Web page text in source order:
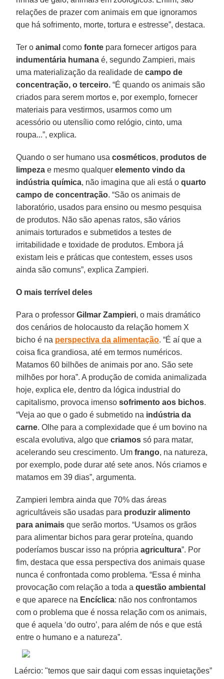
relações de prazer com animais em que ignoramos
que há sofrimento, morte, tortura e estresse”, destaca.
Ter oanimal comofonte para fornecer artigos para
indumentária humana é, segundo Zampieri, mais
uma materialização da realidade decampo de
concentração, o terceiro. “É quando os animais são
criados para serem mortos e, por exemplo, fornecer
materiais para vestirmos, usarmos como um
acessório ou utensílio como relógio, cinto, uma
roupa...”, explica.
Quando o ser humano usacosméticos, produtos de
limpeza e mesmo qualquerelemento vindo da
indústria química, não imagina que ali está oquarto
campo de concentração. “São os animais de
laboratório, usados para ensino ou mesmo pesquisa
de produtos. Não são apenas ratos, são vários
animais torturados e submetidos a testes de
irritabilidade e toxidade de produtos. Embora já
existam leis e práticas que contestem, esses usos
ainda são comuns”, explica Zampieri.
O mais terrível deles
Para o professorGilmar Zampieri, o mais dramático
dos cenários de holocausto da relação homem X
bicho é na perspectiva da alimentação. “É aí que a
coisa fica grandiosa, até em termos numéricos.
Matamos 60 bilhões de animais por ano. São sete
milhões por hora”. A produção de comida animalizada
hoje, explica ele, dentro da lógica industrial do
capitalismo, provoca imensosofrimento aos bichos.
“Veja ao que o gado é submetido na indústria da
carne. Olhe para a complexidade que é um bovino na
escala evolutiva, algo quecriamos só para matar,
acelerando seu crescimento. Umfrango, na natureza,
por exemplo, pode durar até sete anos. Nós criamos e
matamos em 39 dias”, argumenta.
Zampieri lembra ainda que 70% das áreas
agricultáveis são usadas para produzir alimento
para animais que serão mortos. “Usamos os grãos
para alimentar bichos para gerar proteína, quando
poderíamos buscar isso na própriaagricultura”. Por
fim, destaca que essa perspectiva dos animais quase
nunca é confrontada como problema. “Essa é minha
provocação com relação a toda aquestão ambiental
e que aparece na Encíclica: não nos confrontamos
com o problema que é nossa relação com os animais,
que é aquela ‘do outro’, para além de nós e que está
entre o humano e a natureza”.
Laércio: "temos que sair daqui com essas inquietações”